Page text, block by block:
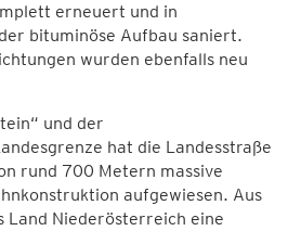
erneuert und in
bituminöse Aufbau saniert.
wurden ebenfalls neu
und der
hat die Landesstraße
rund 700 Metern massive
aufgewiesen. Aus
Land Niederösterreich eine